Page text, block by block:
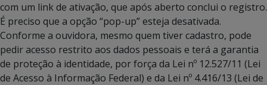
com um link de ativação, que após aberto conclui o registro.
É preciso que a opção “pop-up” esteja desativada.
Conforme a ouvidora, mesmo quem tiver cadastro, pode
pedir acesso restrito aos dados pessoais e terá a garantia
de proteção à identidade, por força da Lei nº 12.527/11 (Lei
de Acesso à Informação Federal) e da Lei nº 4.416/13 (Lei de